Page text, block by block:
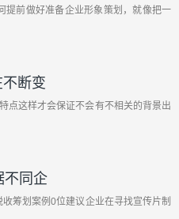
提前做好准备企业形象策划，就像把一
断变
点这样才会保证不会有不相关的背景出
不同企
筹划案例0位建议企业在寻找宣传片制